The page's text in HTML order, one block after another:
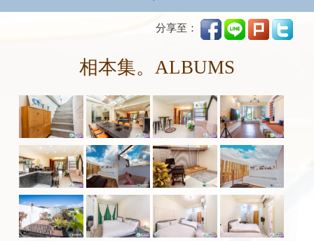
分享至：
相本集。ALBUMS